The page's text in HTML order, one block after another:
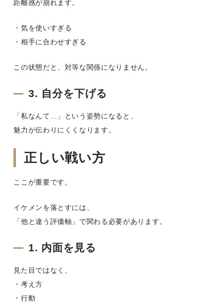
距離感が崩れます。
・気を使いすぎる
・相手に合わせすぎる
この状態だと、対等な関係になりません。
3. 自分を下げる
「私なんて…」という姿勢になると、
魅力が伝わりにくくなります。
正しい戦い方
ここが重要です。
イケメンを落とすには、
「他と違う評価軸」で関わる必要があります。
1. 内面を見る
見た目ではなく、
・考え方
・行動